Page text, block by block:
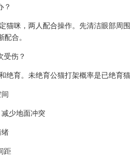
？
猫咪，两人配合操作。先清洁眼部周
合。
受伤？
绝育。未绝育公猫打架概率是已绝育
少地面冲突
绪
距